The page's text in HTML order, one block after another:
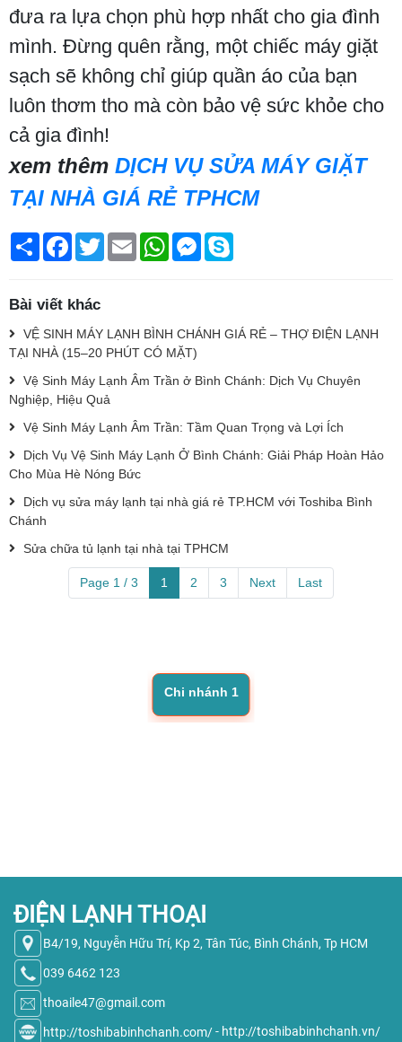
đưa ra lựa chọn phù hợp nhất cho gia đình
mình. Đừng quên rằng, một chiếc máy giặt
sạch sẽ không chỉ giúp quần áo của bạn
luôn thơm tho mà còn bảo vệ sức khỏe cho
cả gia đình!
xem thêm DỊCH VỤ SỬA MÁY GIẶT
TẠI NHÀ GIÁ RẺ TPHCM
Chia
sẻ
Facebook
TwitterEmail WhatsAppMessenger
Bài viết khác
VỆ SINH MÁY LẠNH BÌNH CHÁNH GIÁ RẺ – THỢ ĐIỆN LẠNH
TẠI NHÀ (15–20 PHÚT CÓ MẶT)
Vệ Sinh Máy Lạnh Âm Trần ở Bình Chánh: Dịch Vụ Chuyên
Nghiệp, Hiệu Quả
Vệ Sinh Máy Lạnh Âm Trần: Tầm Quan Trọng và Lợi Ích
Dịch Vụ Vệ Sinh Máy Lạnh Ở Bình Chánh: Giải Pháp Hoàn Hảo
Cho Mùa Hè Nóng Bức
Dịch vụ sửa máy lạnh tại nhà giá rẻ TP.HCM với Toshiba Bình
Chánh
Sửa chữa tủ lạnh tại nhà tại TPHCM
Page 1 / 3 1 2 3 Next Last
Chi nhánh 1
ĐIỆN LẠNH THOẠI
B4/19, Nguyễn Hữu Trí, Kp 2, Tân Túc, Bình Chánh, Tp HCM
039 6462 123
thoaile47@gmail.com
http://toshibabinhchanh.com/- http://toshibabinhchanh.vn/